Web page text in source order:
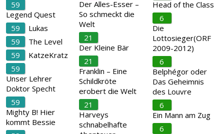
59
Legend Quest
59
Lukas
59
The Level
59
KatzeKratz
59
Unser Lehrer
Doktor Specht
59
Mighty B! Hier
kommt Bessie
Der Alles-Esser –
So schmeckt die
Welt
21
Der Kleine Bär
21
Franklin – Eine
Schildkröte
erobert die Welt
21
Harveys
schnabelhafte
Head of the Class
6
Die
Lottosieger(ORF
2009-2012)
6
Belphégor oder
Das Geheimnis
des Louvre
6
Ein Mann am Zug
6